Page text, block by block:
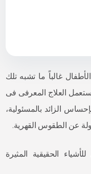
غالباً ما تشبه تلك
العلاج المعرفى فى
الزائد بالمسئولية،
عن الطقوس القهرية.
الحقيقية المثيرة